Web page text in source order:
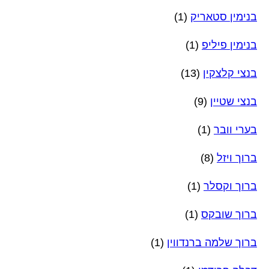
בנימין סטאריק (1)
בנימין פיליפ (1)
בנצי קלצקין (13)
בנצי שטיין (9)
בערי וובר (1)
ברוך ויזל (8)
ברוך וקסלר (1)
ברוך שובקס (1)
ברוך שלמה ברנדווין (1)